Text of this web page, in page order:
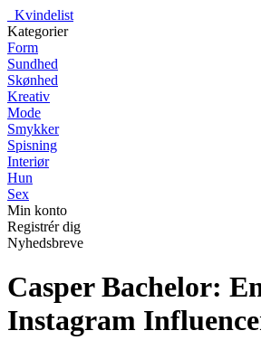
Kvindelist
Kategorier
Form
Sundhed
Skønhed
Kreativ
Mode
Smykker
Spisning
Interiør
Hun
Sex
Min konto
Registrér dig
Nyhedsbreve
Casper Bachelor:
Instagram